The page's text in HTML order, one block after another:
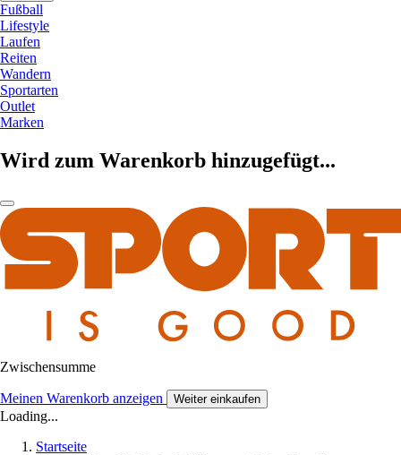
Fußball
Lifestyle
Laufen
Reiten
Wandern
Sportarten
Outlet
Marken
Wird zum Warenkorb hinzugefügt...
Zwischensumme
Meinen Warenkorb anzeigen Weiter einkaufen
Loading...
Startseite